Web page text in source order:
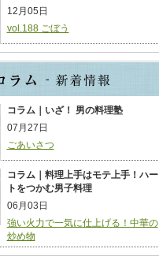
12月05日
vol.188 ごぼう
コラム｜いざ！ 男の料理塾
07月27日
ごあいさつ
コラム｜料理上手はモテ上手！ハー
トをつかむ男子料理
06月03日
強い火力で一気に仕上げる！中華の
炒め物